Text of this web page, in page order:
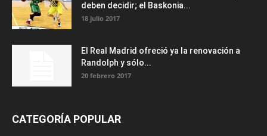
deben decidir; el Baskonia...
18 julio 2017
El Real Madrid ofreció ya la renovación a
Randolph y sólo...
20 febrero 2017
CATEGORÍA POPULAR